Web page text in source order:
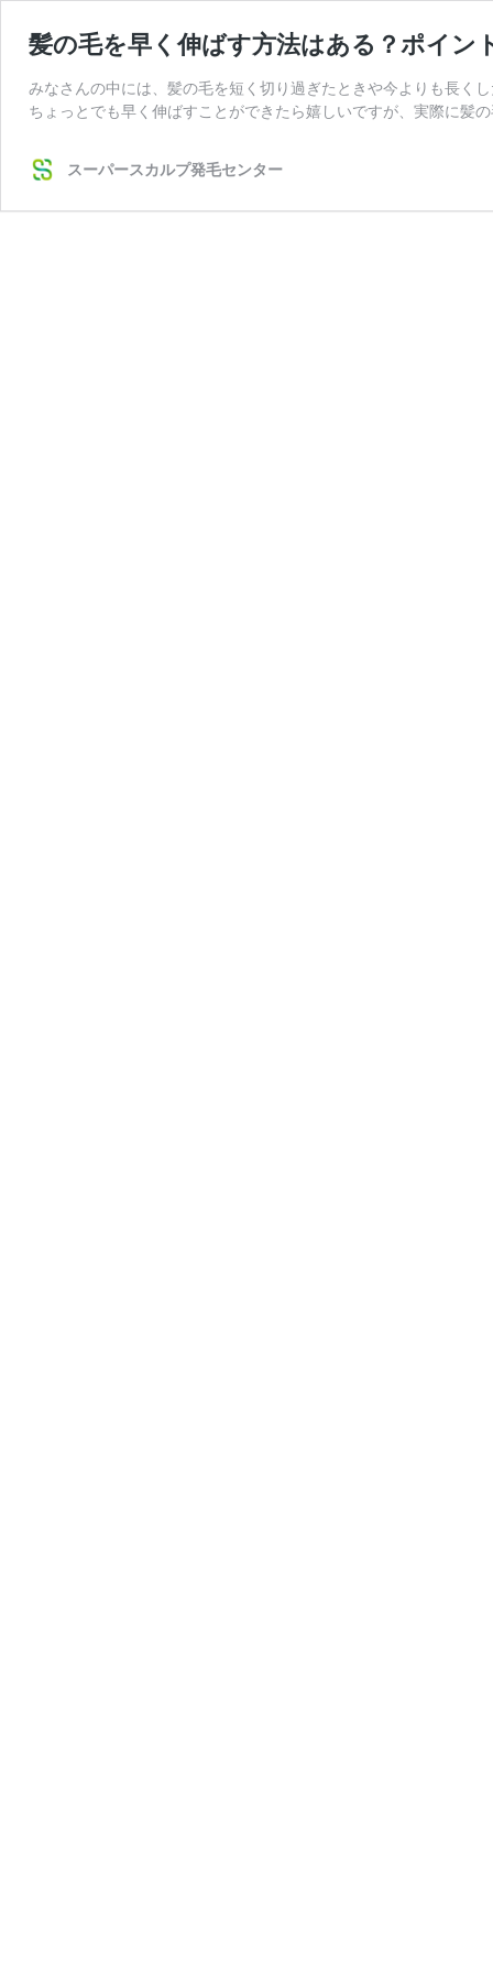
髪の毛を早く伸ばす方法はある？ポイン
みなさんの中には、髪の毛を短く切り過ぎたときや今よりも長く
ちょっとでも早く伸ばすことができたら嬉しいですが、実際に髪
スーパースカルプ発毛センター